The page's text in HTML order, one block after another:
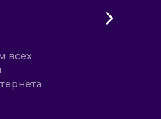
всех